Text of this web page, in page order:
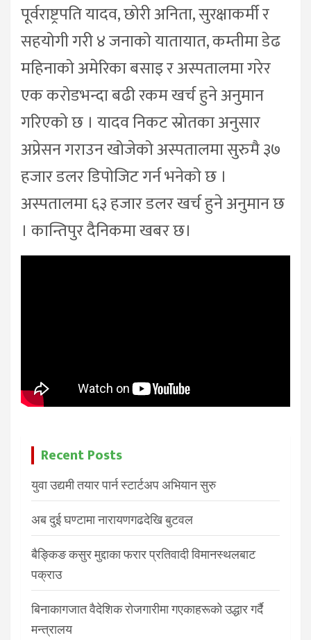
पूर्वराष्ट्रपति यादव, छोरी अनिता, सुरक्षाकर्मी र
सहयोगी गरी ४ जनाको यातायात, कम्तीमा डेढ
महिनाको अमेरिका बसाइ र अस्पतालमा गरेर
एक करोडभन्दा बढी रकम खर्च हुने अनुमान
गरिएको छ । यादव निकट स्रोतका अनुसार
अप्रेसन गराउन खोजेको अस्पतालमा सुरुमै ३७
हजार डलर डिपोजिट गर्न भनेको छ ।
अस्पतालमा ६३ हजार डलर खर्च हुने अनुमान छ
। कान्तिपुर दैनिकमा खबर छ।
Recent Posts
युवा उद्यमी तयार पार्न स्टार्टअप अभियान सुरु
अब दुई घण्टामा नारायणगढदेखि बुटवल
बैङ्किङ कसुर मुद्दाका फरार प्रतिवादी विमानस्थलबाट
पक्राउ
बिनाकागजात वैदेशिक रोजगारीमा गएकाहरूको उद्धार गर्दै
मन्त्रालय